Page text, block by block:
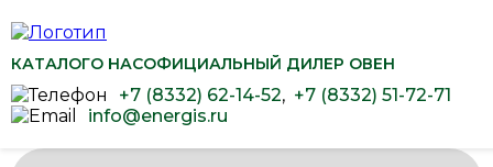
КАТАЛОГО НАСОФИЦИАЛЬНЫЙ ДИЛЕР ОВЕН
+7 (8332) 62-14-52, +7 (8332) 51-72-71
info@energis.ru